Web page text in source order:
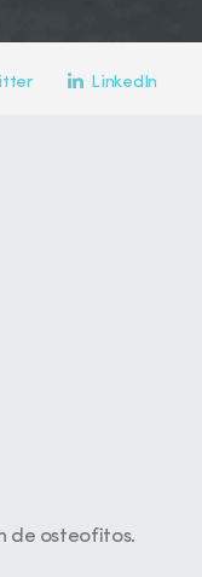
LinkedIn
de osteofitos.